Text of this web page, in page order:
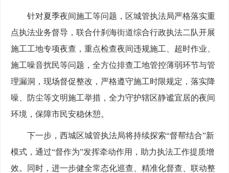
针对夏季夜间施工等问题，区城管执法局严格落实重
点执法业务督导，联合什刹海街道综合行政执法二队开展
施工工地专项夜查，重点检查夜间违规施工、超时作业、
施工噪音扰民等问题，全方位排查工地管控薄弱环节与管
理漏洞，现场督促整改，严格遵守施工时限规定，落实降
噪、防尘等文明施工举措，全力守护辖区静谧宜居的夜间
环境，保障市民安稳休憩。
下一步，西城区城管执法局将持续探索“督帮结合”新
模式，通过“督作为”发挥牵动作用，助力执法工作提质增
效。同时，进一步健全常态化巡查、精准化督查、联动整